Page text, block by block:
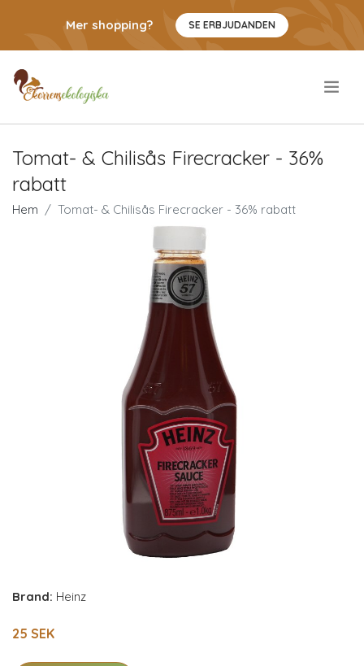
Mer shopping? SE ERBJUDANDEN
Tomat- & Chilisås Firecracker - 36%
rabatt
Hem Tomat- & Chilisås Firecracker - 36% rabatt
Brand: Heinz
25 SEK